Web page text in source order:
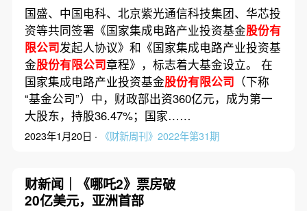
国盛、中国电科、北京紫光通信科技集团、华芯投
资等共同签署《国家集成电路产业投资基金股份有
限公司发起人协议》和《国家集成电路产业投资基
金股份有限公司章程》，标志着大基金设立。 在
国家集成电路产业投资基金股份有限公司 （下称
“基金公司”）中，财政部出资360亿元，成为第一
大股东，持股36.47%；国家……
2023年1月20日 · 《财新周刊》2022年第31期
财新闻｜《哪吒2》票房破
20亿美元，亚洲首部